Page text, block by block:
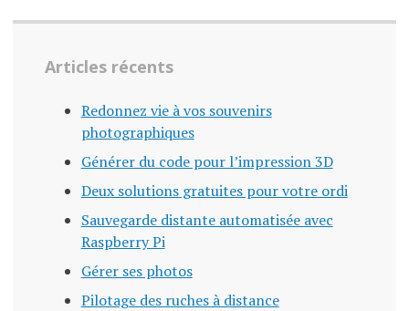
Articles récents
Redonnez vie à vos souvenirs
photographiques
Générer du code pour l’impression 3D
Deux solutions gratuites pour votre ordi
Sauvegarde distante automatisée avec
Raspberry Pi
Gérer ses photos
Pilotage des ruches à distance